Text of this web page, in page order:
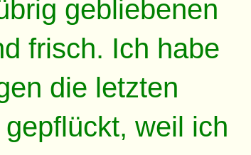
gebliebenen
frisch. Ich habe
die letzten
weil ich